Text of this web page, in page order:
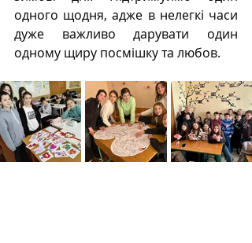
одного щодня, адже в нелегкі часи
дуже важливо дарувати один
одному щиру посмішку та любов.